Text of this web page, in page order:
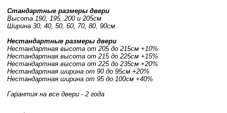
Стандартные размеры двери
Высота 190, 195, 200 и 205см
Ширина 30, 40, 50, 60, 70, 80, 90см
Нестандартные размеры двери
Нестандартная высота от 205 до 215см +10%
Нестандартная высота от 215 до 225см +15%
Нестандартная высота от 225 до 235см +20%
Нестандартная ширина от 90 до 95см +20%
Нестандартная ширина от 95 до 100см +40%
Гарантия на все двери - 2 года